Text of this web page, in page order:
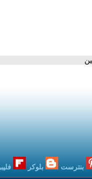
بنترست بلوكر